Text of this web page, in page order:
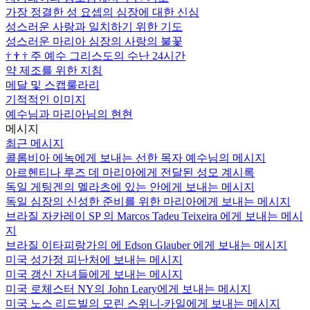
가장 정결한 성 요셉의 심장에 대한 신심
성스러운 사랑과 일치하기 위한 기도
성스러운 마리아 심장의 사랑의 불꽃
† † † 주 예수 그리스도의 수난 24시간
약 제조를 위한 지침
메달 및 스캡룰라리
기적적인 이미지
예수님과 마리아님의 현현
메시지
최근 메시지
콜롬비아 에녹에게 보내는 선한 목자 예수님의 메시지
아르헨티나 루즈 데 마리아에게 전달된 성모 계시록
독일 게팅겐의 멜라츠에 있는 안에게 보내는 메시지
독일 심장의 신성한 준비를 위한 마리아에게 보내는 메시지
브라질 자카레이 SP 의 Marcos Tadeu Teixeira 에게 보내는 메시
지
브라질 이타피랑가의 에 Edson Glauber 에게 보내는 메시지
미국 성가정 피난처에 보내는 메시지
미국 갱신 자녀들에게 보내는 메시지
미국 로체스터 NY의 John Leary에게 보내는 메시지
미국 노스 리드빌의 모린 스위니-카일에게 보내는 메시지